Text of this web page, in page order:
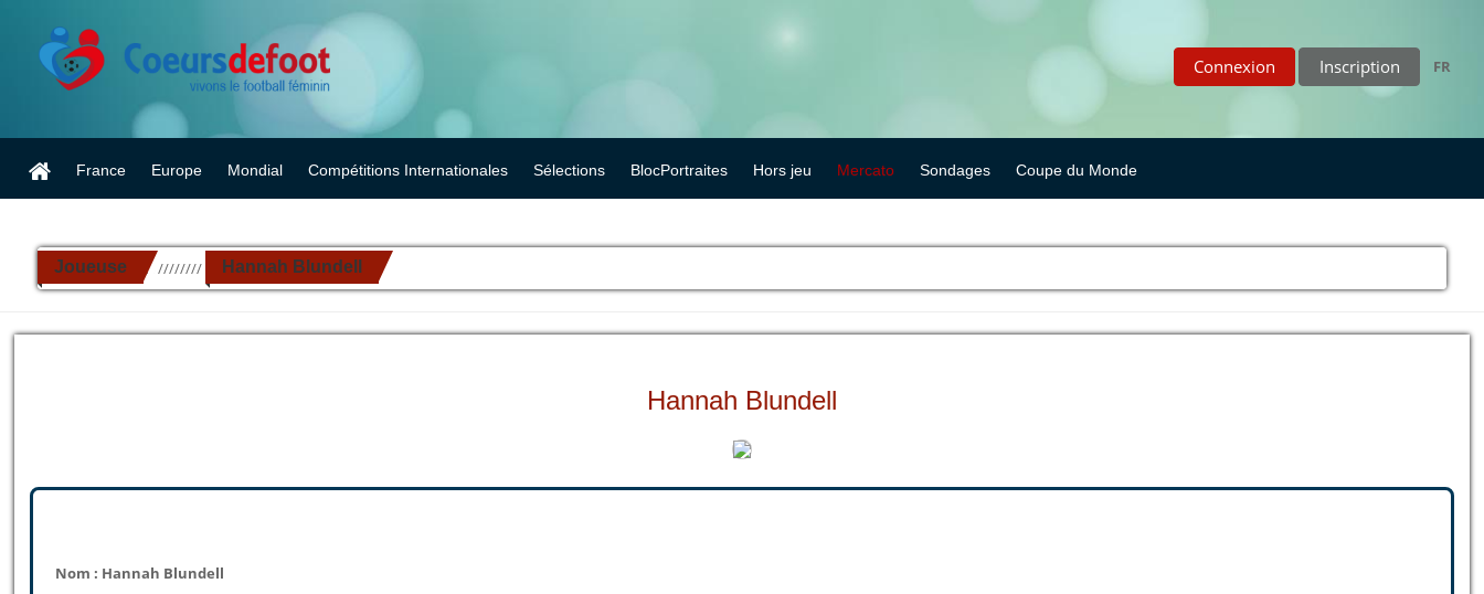
Connexion Inscription FR
France Europe Mondial Compétitions Internationales Sélections BlocPortraites Hors jeu Mercato Sondages Coupe du Monde
Joueuse ////////// Hannah Blundell
Hannah Blundell
Nom : Hannah Blundell